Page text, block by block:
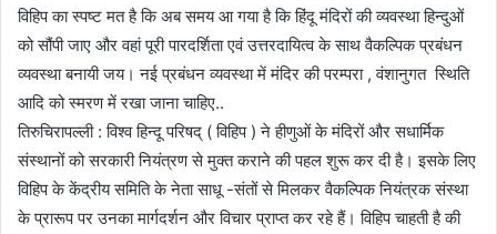
विहिप का स्पष्ट मत है कि अब समय आ गया है कि हिंदू मंदिरों की व्यवस्था हिन्दुओं
को सौंपी जाए और वहां पूरी पारदर्शिता एवं उत्तरदायित्व के साथ वैकल्पिक प्रबंधन
व्यवस्था बनायी जय। नई प्रबंधन व्यवस्था में मंदिर की परम्परा , वंशानुगत स्थिति
आदि को स्मरण में रखा जाना चाहिए..
तिरुचिरापल्ली : विश्व हिन्दू परिषद् ( विहिप ) ने हीणुओं के मंदिरों और सधार्मिक
संस्थानों को सरकारी नियंत्रण से मुक्त कराने की पहल शुरू कर दी है। इसके लिए
विहिप के केंद्रीय समिति के नेता साधू -संतों से मिलकर वैकल्पिक नियंत्रक संस्था
के प्रारूप पर उनका मार्गदर्शन और विचार प्राप्त कर रहे हैं। विहिप चाहती है की